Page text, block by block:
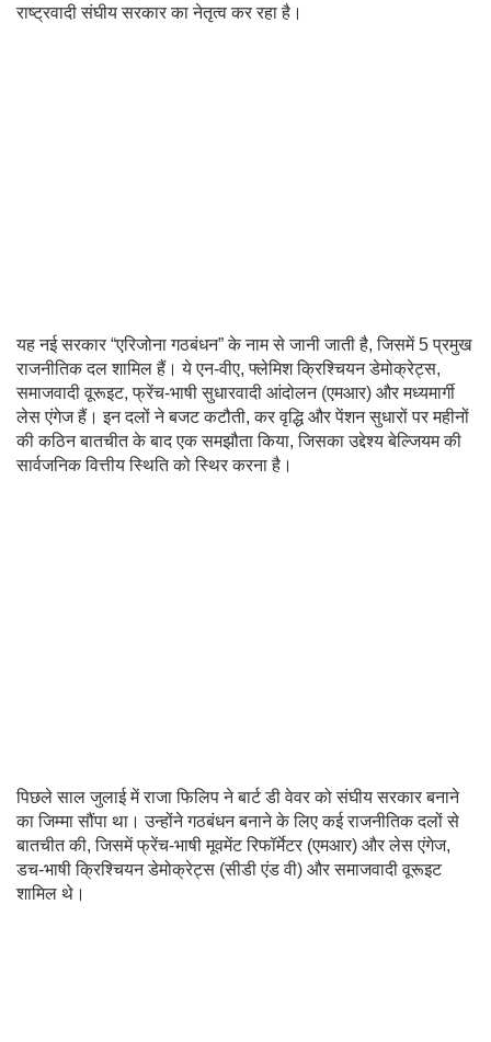
राष्ट्रवादी संघीय सरकार का नेतृत्व कर रहा है।
यह नई सरकार “एरिजोना गठबंधन” के नाम से जानी जाती है, जिसमें 5 प्रमुख
राजनीतिक दल शामिल हैं। ये एन-वीए, फ्लेमिश क्रिश्चियन डेमोक्रेट्स,
समाजवादी वूरूइट, फ्रेंच-भाषी सुधारवादी आंदोलन (एमआर) और मध्यमार्गी
लेस एंगेज हैं। इन दलों ने बजट कटौती, कर वृद्धि और पेंशन सुधारों पर महीनों
की कठिन बातचीत के बाद एक समझौता किया, जिसका उद्देश्य बेल्जियम की
सार्वजनिक वित्तीय स्थिति को स्थिर करना है।
पिछले साल जुलाई में राजा फिलिप ने बार्ट डी वेवर को संघीय सरकार बनाने
का जिम्मा सौंपा था। उन्होंने गठबंधन बनाने के लिए कई राजनीतिक दलों से
बातचीत की, जिसमें फ्रेंच-भाषी मूवमेंट रिफॉर्मेटर (एमआर) और लेस एंगेज,
डच-भाषी क्रिश्चियन डेमोक्रेट्स (सीडी एंड वी) और समाजवादी वूरूइट
शामिल थे।